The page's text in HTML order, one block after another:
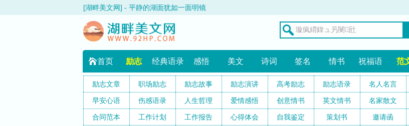
[湖畔美文网] - 平静的湖面犹如一面明镜
首页 励志 经典语录 感悟 美文 诗词 签名 情书 祝福语 范
励志文章 职场励志 励志故事 励志演讲 高考励志 励志语录 名人名言
早安心语 伤感语录 人生哲理 爱情感悟 创意情书 英文情书 名家散文
合同范本 工作计划 工作报告 心得体会 自我鉴定 策划书 邀请函